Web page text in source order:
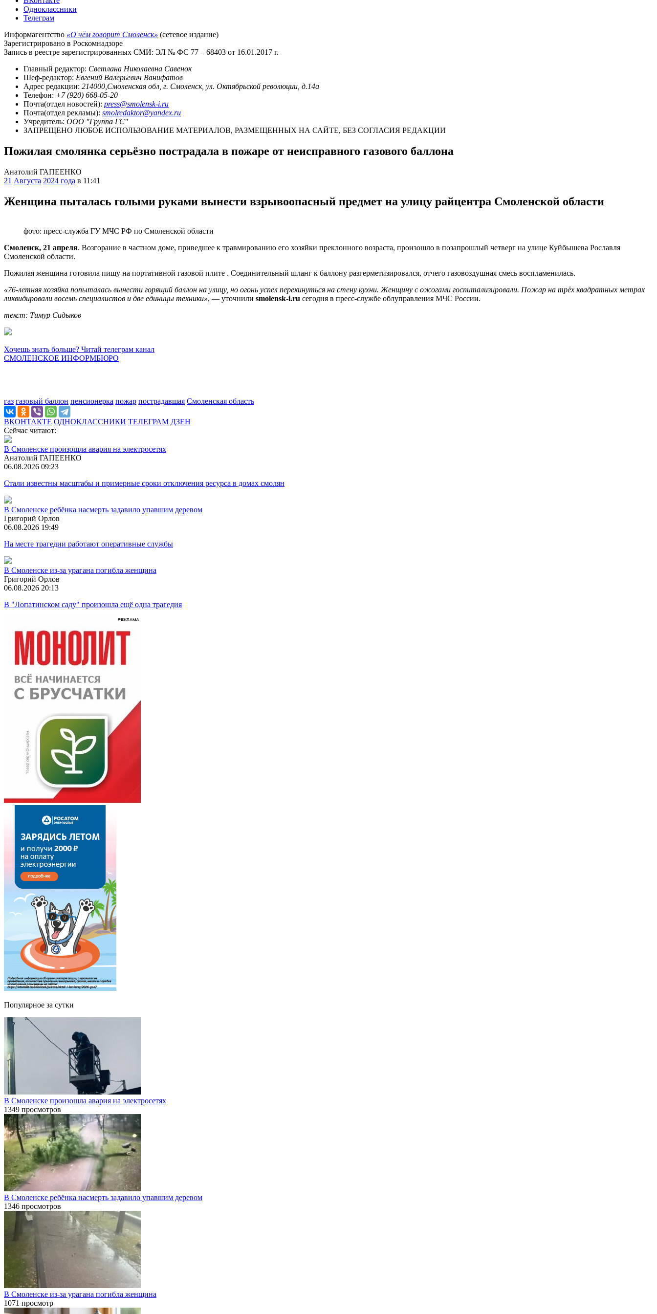
Одноклассники
Телеграм
Информагентство «О чём говорит Смоленск» (сетевое издание)
Зарегистрировано в Роскомнадзоре
Запись в реестре зарегистрированных СМИ: ЭЛ № ФС 77 – 68403 от 16.01.2017 г.
Главный редактор: Светлана Николаевна Савенок
Шеф-редактор: Евгений Валерьевич Ванифатов
Адрес редакции: 214000,Смоленская обл, г. Смоленск, ул. Октябрьской революции, д.14а
Телефон: +7 (920) 668-05-20
Почта(отдел новостей): press@smolensk-i.ru
Почта(отдел рекламы): smolredaktor@yandex.ru
Учредитель: ООО "Группа ГС"
ЗАПРЕЩЕНО ЛЮБОЕ ИСПОЛЬЗОВАНИЕ МАТЕРИАЛОВ, РАЗМЕЩЕННЫХ НА САЙТЕ, БЕЗ СОГЛАСИЯ РЕДАКЦИИ
Пожилая смолянка серьёзно пострадала в пожаре от неисправного газового баллона
Анатолий ГАПЕЕНКО
21 Августа 2024 года в 11:41
Женщина пыталась голыми руками вынести взрывоопасный предмет на улицу райцентра Смоленской области
фото: пресс-служба ГУ МЧС РФ по Смоленской области
Смоленск, 21 апреля. Возгорание в частном доме, приведшее к травмированию его хозяйки преклонного возраста, произошло в позапрошлый четверг на улице Куйбышева Рославля
Смоленской области.
Пожилая женщина готовила пищу на портативной газовой плите . Соединительный шланг к баллону разгерметизировался, отчего газовоздушная смесь воспламенилась.
«76-летняя хозяйка попыталась вынести горящий баллон на улицу, но огонь успел перекинуться на стену кухни. Женщину с ожогами госпитализировали. Пожар на трёх квадратных метрах
ликвидировали восемь специалистов и две единицы техники», — уточнили smolensk-i.ru сегодня в пресс-службе облуправления МЧС России.
текст: Тимур Сидыков
Хочешь знать больше? Читай телеграм канал
СМОЛЕНСКОЕ ИНФОРМБЮРО
газ газовый баллон пенсионерка пожар пострадавшая Смоленская область
ВКОНТАКТЕ ОДНОКЛАССНИКИ ТЕЛЕГРАМ ДЗЕН
Сейчас читают:
В Смоленске произошла авария на электросетях
Анатолий ГАПЕЕНКО
06.08.2026 09:23
Стали известны масштабы и примерные сроки отключения ресурса в домах смолян
В Смоленске ребёнка насмерть задавило упавшим деревом
Григорий Орлов
06.08.2026 19:49
На месте трагедии работают оперативные службы
В Смоленске из-за урагана погибла женщина
Григорий Орлов
06.08.2026 20:13
В "Лопатинском саду" произошла ещё одна трагедия
Популярное за сутки
В Смоленске произошла авария на электросетях
1349 просмотров
В Смоленске ребёнка насмерть задавило упавшим деревом
1346 просмотров
В Смоленске из-за урагана погибла женщина
1071 просмотр